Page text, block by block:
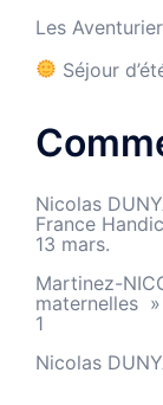
Les
Séjour
Nicolas
France
13 mars.
Martinez-
maternelles
1
Nicolas